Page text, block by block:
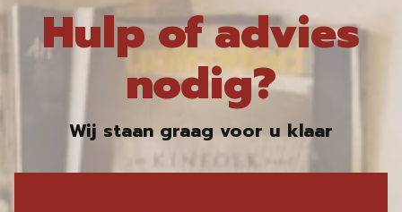
Hulp of advies
nodig?
Wij staan graag voor u klaar